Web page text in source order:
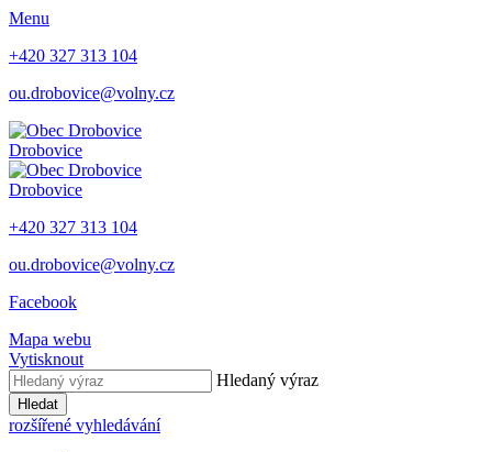
Menu
+420 327 313 104
ou.drobovice@volny.cz
Drobovice
Drobovice
+420 327 313 104
ou.drobovice@volny.cz
Facebook
Mapa webu
Vytisknout
Hledaný výraz
Hledat
rozšířené vyhledávání